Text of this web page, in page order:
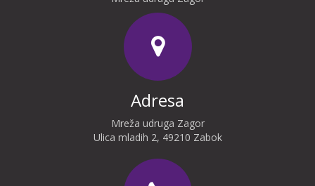
Adresa
Mreža udruga Zagor
Ulica mladih 2, 49210 Zabok